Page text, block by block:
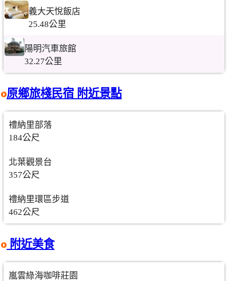
義大天悅飯店
25.48公里
陽明汽車旅館
32.27公里
原鄉旅棧民宿 附近景點
禮納里部落
184公尺
北葉觀景台
357公尺
禮納里環區步道
462公尺
附近美食
嵐雲綠海咖啡莊園